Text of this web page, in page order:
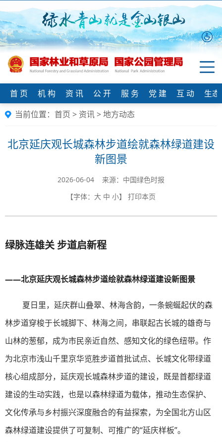
首 页 机 构 资 讯 公 开 服 务 党 建 互 动
生
当前位置： 首页 > 资讯>地方动态
北京延庆观长城森林步道绘就森林绿道建设
新图景
2026-06-04 来源：中国绿色时报
【字体： 大 中 小】 打印本页
绿脉连雄关 步道启新程
——北京延庆观长城森林步道绘就森林绿道建设新图景
夏日里，延庆群山叠翠、林海含韵，一条蜿蜒起伏的森
林步道穿梭于长城脚下、林海之间，串联起古长城的雄奇与
山林的葱郁，成为市民亲近自然、感知文化的绿色纽带。作
为北京市浅山千里京华览胜步道首批试点、长城文化带绿道
核心组成部分，延庆观长城森林步道的建设，既是首都绿道
建设的生动实践，也是以森林绿道为载体，推动生态保护、
文化传承与乡村振兴深度融合的有益探索，为全国北方山区
森林绿道建设提供了可复制、可推广的“延庆样板”。